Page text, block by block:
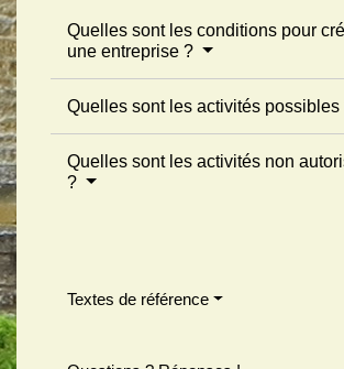
Quelles sont les conditions pour
une entreprise ?
Quelles sont les activités possibles
Quelles sont les activités non
?
Textes de référence